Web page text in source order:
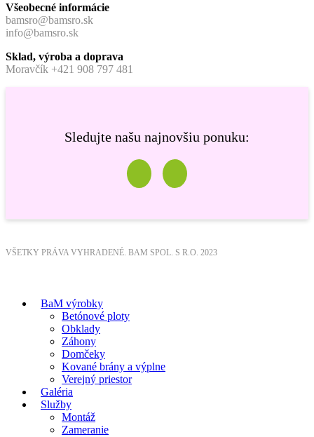
Všeobecné informácie
bamsro@bamsro.sk
info@bamsro.sk
Sklad, výroba a doprava
Moravčík +421 908 797 481
Sledujte našu najnovšiu ponuku:
VŠETKY PRÁVA VYHRADENÉ. BAM SPOL. S R.O. 2023
BaM výrobky
Betónové ploty
Obklady
Záhony
Domčeky
Kované brány a výplne
Verejný priestor
Galéria
Služby
Montáž
Zameranie